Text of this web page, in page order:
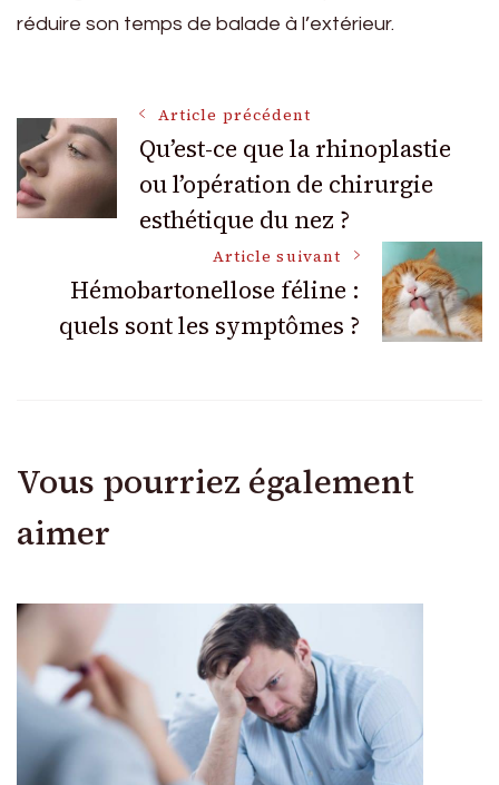
réduire son temps de balade à l’extérieur.
Navigation
des
articles
Article précédent
Qu’est-ce que la rhinoplastie
ou l’opération de chirurgie
esthétique du nez ?
Article suivant
Hémobartonellose féline :
quels sont les symptômes ?
Vous pourriez également
aimer